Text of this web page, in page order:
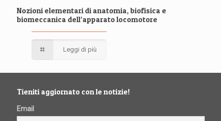
Nozioni elementari di anatomia, biofisica e
biomeccanica dell’apparato locomotore
Leggi di più
Tieniti aggiornato con le notizie!
Email